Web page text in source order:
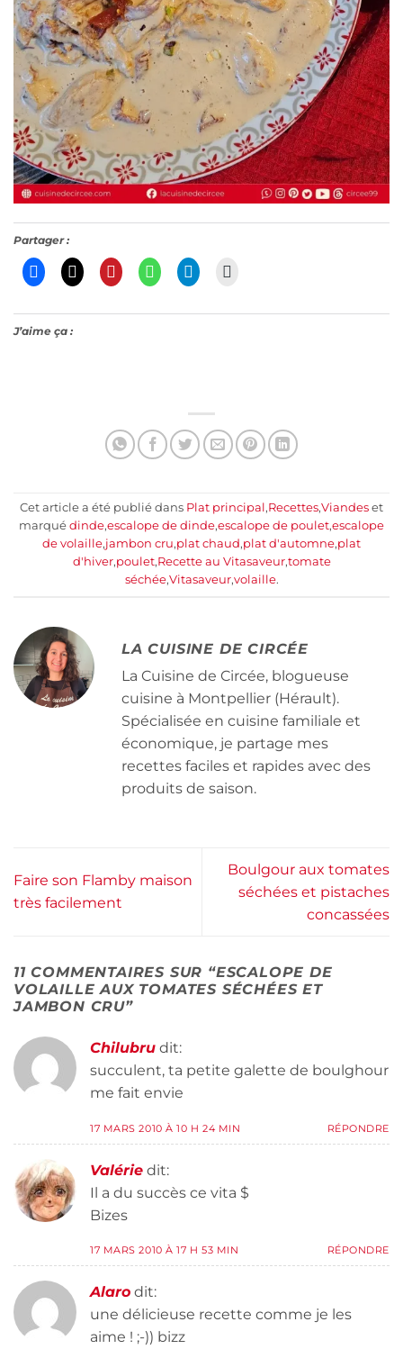
Partager :
J’aime ça :
Cet article a été publié dans Plat principal,Recettes,Viandes et
marqué dinde,escalope de dinde,escalope de poulet,escalope
de volaille,jambon cru,plat chaud,plat d'automne,plat
d'hiver,poulet,Recette au Vitasaveur,tomate
séchée,Vitasaveur,volaille.
LA CUISINE DE CIRCÉE
La Cuisine de Circée, blogueuse
cuisine à Montpellier (Hérault).
Spécialisée en cuisine familiale et
économique, je partage mes
recettes faciles et rapides avec des
produits de saison.
Faire son Flamby maison
très facilement
Boulgour aux tomates
séchées et pistaches
concassées
11 COMMENTAIRES SUR “ESCALOPE DE
VOLAILLE AUX TOMATES SÉCHÉES ET
JAMBON CRU”
Chilubru dit:
succulent, ta petite galette de boulghour
me fait envie
17 MARS 2010 À 10 H 24 MIN RÉPONDRE
Valérie dit:
Il a du succès ce vita $
Bizes
17 MARS 2010 À 17 H 53 MIN RÉPONDRE
Alaro dit:
une délicieuse recette comme je les
aime ! ;-)) bizz